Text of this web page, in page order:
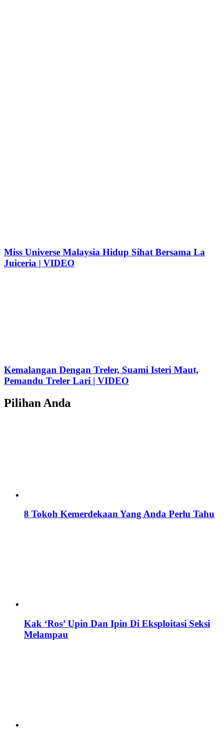
Miss Universe Malaysia Hidup Sihat Bersama La
Juiceria | VIDEO
Kemalangan Dengan Treler, Suami Isteri Maut,
Pemandu Treler Lari | VIDEO
Pilihan Anda
8 Tokoh Kemerdekaan Yang Anda Perlu Tahu
Kak ‘Ros’ Upin Dan Ipin Di Eksploitasi Seksi
Melampau